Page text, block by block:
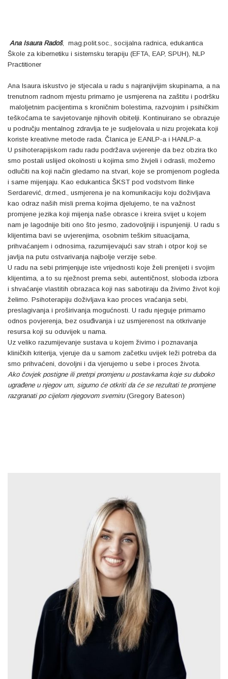
Ana Isaura Radoš, mag.polit.soc., socijalna radnica, edukantica
Škole za kibernetiku i sistemsku terapiju (EFTA, EAP, SPUH), NLP
Practitioner
Ana Isaura iskustvo je stjecala u radu s najranjivijim skupinama, a na
trenutnom radnom mjestu primarno je usmjerena na zaštitu i podršku
maloljetnim pacijentima s kroničnim bolestima, razvojnim i psihičkim
teškoćama te savjetovanje njihovih obitelji. Kontinuirano se obrazuje
u području mentalnog zdravlja te je sudjelovala u nizu projekata koji
koriste kreativne metode rada. Članica je EANLP-a i HANLP-a.
U psihoterapijskom radu radu podržava uvjerenje da bez obzira tko
smo postali uslijed okolnosti u kojima smo živjeli i odrasli, možemo
odlučiti na koji način gledamo na stvari, koje se promjenom pogleda
i same mijenjaju. Kao edukantica ŠKST pod vodstvom Ilinke
Serdarević, dr.med., usmjerena je na komunikaciju koju doživljava
kao odraz naših misli prema kojima djelujemo, te na važnost
promjene jezika koji mijenja naše obrasce i kreira svijet u kojem
nam je lagodnije biti ono što jesmo, zadovoljniji i ispunjeniji. U radu s
klijentima bavi se uvjerenjima, osobnim teškim situacijama,
prihvaćanjem i odnosima, razumijevajući sav strah i otpor koji se
javlja na putu ostvarivanja najbolje verzije sebe.
U radu na sebi primjenjuje iste vrijednosti koje želi prenijeti i svojim
klijentima, a to su nježnost prema sebi, autentičnost, sloboda izbora
i shvaćanje vlastitih obrazaca koji nas sabotiraju da živimo život koji
želimo. Psihoterapiju doživljava kao proces vraćanja sebi,
preslagivanja i proširivanja mogućnosti. U radu njeguje primarno
odnos povjerenja, bez osuđivanja i uz usmjerenost na otkrivanje
resursa koji su oduvijek u nama.
Uz veliko razumijevanje sustava u kojem živimo i poznavanja
kliničkih kriterija, vjeruje da u samom začetku uvijek leži potreba da
smo prihvaćeni, dovoljni i da vjerujemo u sebe i proces života.
Ako čovjek postigne ili pretrpi promjenu u postavkama koje su duboko
ugrađene u njegov um, sigurno će otkriti da će se rezultati te promjene
razgranati po cijelom njegovom svemiru (Gregory Bateson)